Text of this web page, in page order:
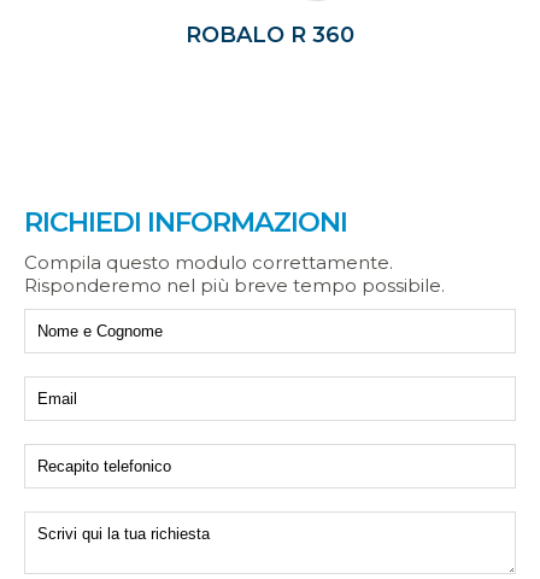
ROBALO R 360
RICHIEDI INFORMAZIONI
Compila questo modulo correttamente.
Risponderemo nel più breve tempo possibile.